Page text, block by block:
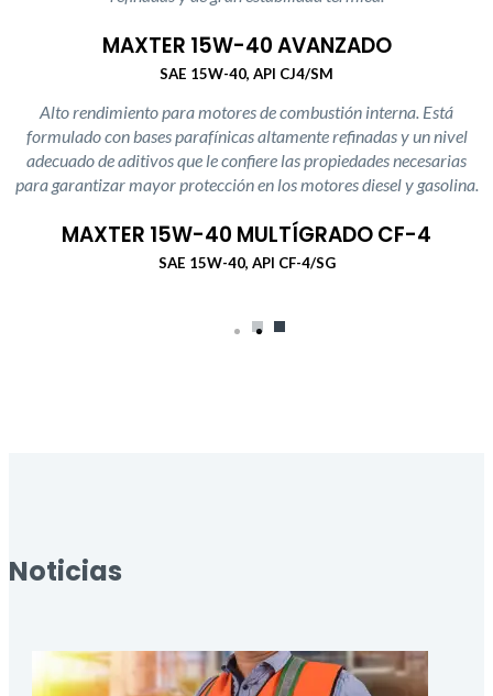
MAXTER 15W-40 AVANZADO
SAE 15W-40, API CJ4/SM
Alto rendimiento para motores de combustión interna. Está
formulado con bases parafínicas altamente refinadas y un nivel
adecuado de aditivos que le confiere las propiedades necesarias
para garantizar mayor protección en los motores diesel y gasolina.
MAXTER 15W-40 MULTÍGRADO CF-4
SAE 15W-40, API CF-4/SG
Noticias